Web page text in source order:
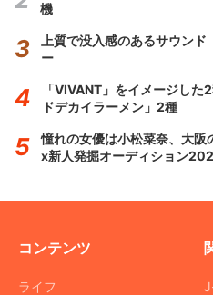
機
上質で没入感のあるサウン
ー
「VIVANT」をイメージし
ドデカイラーメン」2種
憧れの女優は小松菜奈、大
x新人発掘オーディション
コンテンツ
ライフ